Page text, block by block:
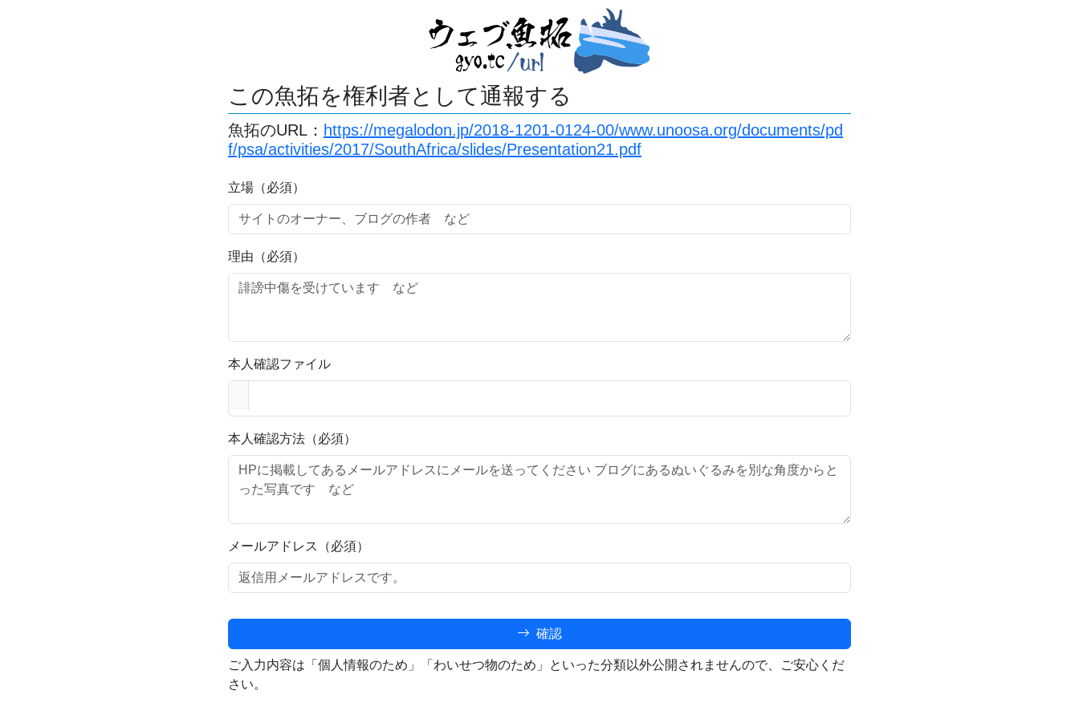
この魚拓を権利者として通報する
魚拓のURL： https://megalodon.jp/2018-1201-0124-00/www.unoosa.org/documents/pd
f/psa/activities/2017/SouthAfrica/slides/Presentation21.pdf
立場（必須）
理由（必須）
本人確認ファイル
本人確認方法（必須）
メールアドレス（必須）
確認
ご入力内容は「個人情報のため」「わいせつ物のため」といった分類以外公開されませんので、ご安心くだ
さい。